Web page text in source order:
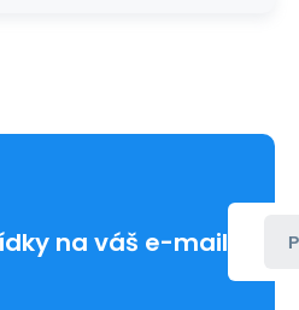
na váš e-mail